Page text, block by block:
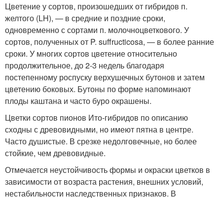
Цветение у сортов, произошедших от гибридов п.
желтого (LH), — в средние и поздние сроки,
одновременно с сортами п. молочноцветкового. У
сортов, полученных от P. suffructicosa, — в более ранние
сроки. У многих сортов цветение относительно
продолжительное, до 2-3 недель благодаря
постепенному роспуску верхушечных бутонов и затем
цветению боковых. Бутоны по форме напоминают
плоды каштана и часто буро окрашены.
Цветки сортов пионов Ито-гибридов по описанию
сходны с древовидными, но имеют пятна в центре.
Часто душистые. В срезке недолговечные, но более
стойкие, чем древовидные.
Отмечается неустойчивость формы и окраски цветков в
зависимости от возраста растения, внешних условий,
нестабильности наследственных признаков. В